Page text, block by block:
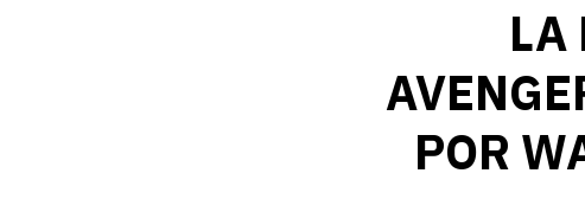
LA
POR